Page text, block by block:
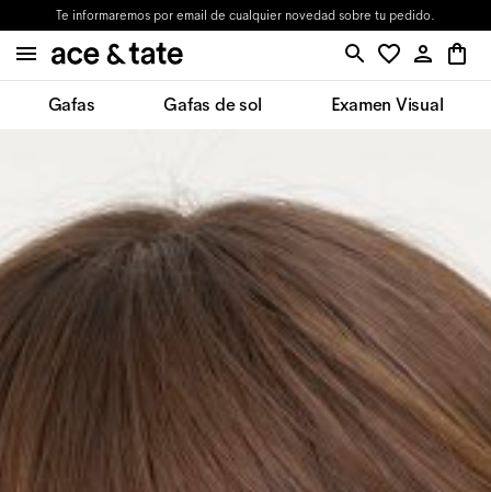
Te informaremos por email de cualquier novedad sobre tu pedido.
Gafas Gafas de sol Examen Visual